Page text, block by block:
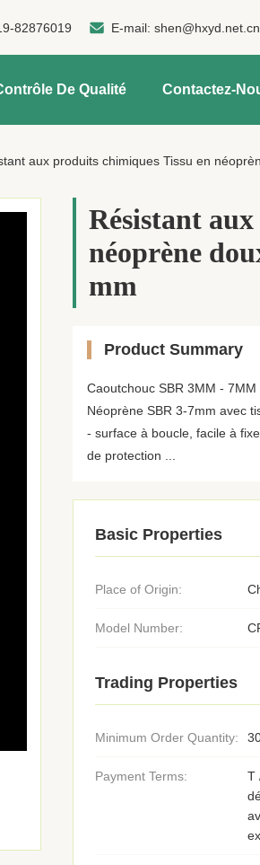
82876019 E-mail:shen@hxyd.net.cn
De Qualité Contactez-
aux produits chimiques Tissu en
Résistant
néoprène
mm
Product Summary
Caoutchouc SBR 3MM -
Néoprène SBR 3-7mm avec
- surface à boucle, facile à
de protection ...
Basic Properties
Place of Origin:
Model Number:
Trading Properties
Minimum Order Quantity:
Payment Terms:
T